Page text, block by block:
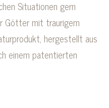
Situationen gern
Götter mit traurigem
hergestellt aus
einem patentierten